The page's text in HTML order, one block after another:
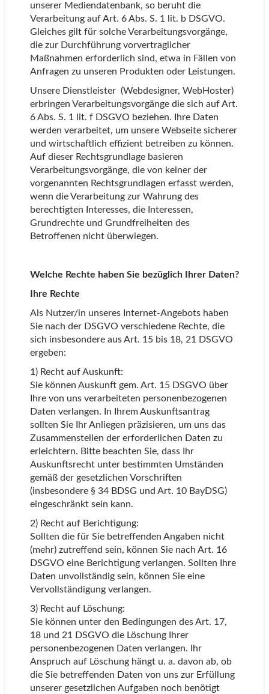
unserer Mediendatenbank, so beruht die
Verarbeitung auf Art. 6 Abs. S. 1 lit. b DSGVO.
Gleiches gilt für solche Verarbeitungsvorgänge,
die zur Durchführung vorvertraglicher
Maßnahmen erforderlich sind, etwa in Fällen von
Anfragen zu unseren Produkten oder Leistungen.
Unsere Dienstleister (Webdesigner, WebHoster)
erbringen Verarbeitungsvorgänge die sich auf Art.
6 Abs. S. 1 lit. f DSGVO beziehen. Ihre Daten
werden verarbeitet, um unsere Webseite sicherer
und wirtschaftlich effizient betreiben zu können.
Auf dieser Rechtsgrundlage basieren
Verarbeitungsvorgänge, die von keiner der
vorgenannten Rechtsgrundlagen erfasst werden,
wenn die Verarbeitung zur Wahrung des
berechtigten Interesses, die Interessen,
Grundrechte und Grundfreiheiten des
Betroffenen nicht überwiegen.
Welche Rechte haben Sie bezüglich Ihrer Daten?
Ihre Rechte
Als Nutzer/in unseres Internet-Angebots haben
Sie nach der DSGVO verschiedene Rechte, die
sich insbesondere aus Art. 15 bis 18, 21 DSGVO
ergeben:
1) Recht auf Auskunft:
Sie können Auskunft gem. Art. 15 DSGVO über
Ihre von uns verarbeiteten personenbezogenen
Daten verlangen. In Ihrem Auskunftsantrag
sollten Sie Ihr Anliegen präzisieren, um uns das
Zusammenstellen der erforderlichen Daten zu
erleichtern. Bitte beachten Sie, dass Ihr
Auskunftsrecht unter bestimmten Umständen
gemäß der gesetzlichen Vorschriften
(insbesondere § 34 BDSG und Art. 10 BayDSG)
eingeschränkt sein kann.
2) Recht auf Berichtigung:
Sollten die für Sie betreffenden Angaben nicht
(mehr) zutreffend sein, können Sie nach Art. 16
DSGVO eine Berichtigung verlangen. Sollten Ihre
Daten unvollständig sein, können Sie eine
Vervollständigung verlangen.
3) Recht auf Löschung:
Sie können unter den Bedingungen des Art. 17,
18 und 21 DSGVO die Löschung Ihrer
personenbezogenen Daten verlangen. Ihr
Anspruch auf Löschung hängt u. a. davon ab, ob
die Sie betreffenden Daten von uns zur Erfüllung
unserer gesetzlichen Aufgaben noch benötigt